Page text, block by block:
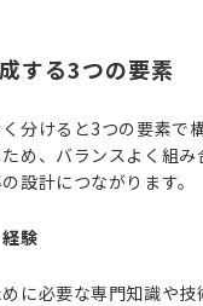
する3つの要素
分けると3つの要素で
め、バランスよく組
設計につながります。
験
に必要な専門知識や